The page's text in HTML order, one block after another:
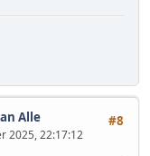
#8
Alle
2025, 22:17:12